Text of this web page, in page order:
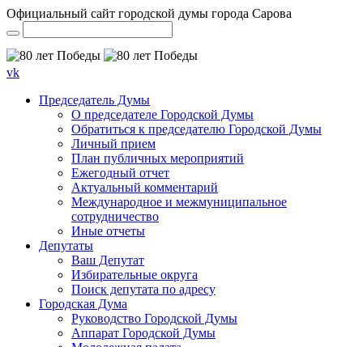
Официальный сайт городской думы города Сарова
vk
Председатель Думы
О председателе Городской Думы
Обратиться к председателю Городской Думы
Личный прием
План публичных мероприятий
Ежегодный отчет
Актуальный комментарий
Международное и межмуниципальное
сотрудничество
Иные отчеты
Депутаты
Ваш Депутат
Избирательные округа
Поиск депутата по адресу
Городская Дума
Руководство Городской Думы
Аппарат Городской Думы